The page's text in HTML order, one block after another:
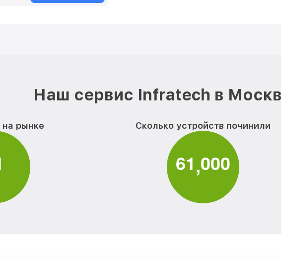
Наш сервис Infratech в
на рынке Сколько устройств починили
61,000